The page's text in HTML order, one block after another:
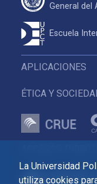
La Universidad
utiliza cookies
APLICACIONES
ÉTICA Y
General del
Escuela